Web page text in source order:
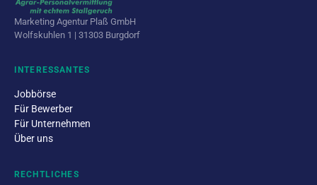
Marketing Agentur Plaß GmbH
Wolfskuhlen 1 | 31303 Burgdorf
INTERESSANTES
Jobbörse
Für Bewerber
Für Unternehmen
Über uns
RECHTLICHES